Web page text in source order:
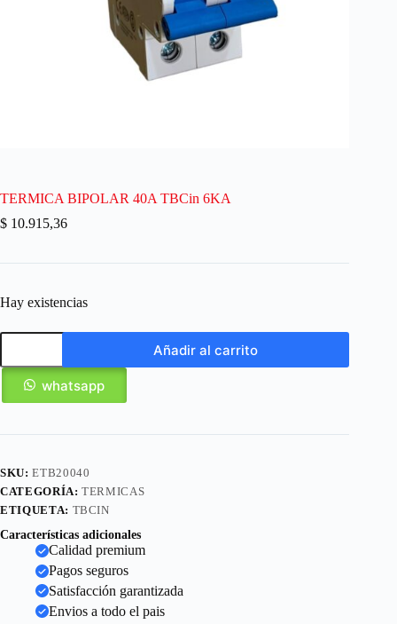
TERMICA BIPOLAR 40A TBCin 6KA
$ 10.915,36
Hay existencias
Añadir al carrito
whatsapp
SKU:ETB20040
CATEGORÍA:TERMICAS
ETIQUETA: TBCIN
Características adicionales
Calidad premium
Pagos seguros
Satisfacción garantizada
Envios a todo el pais